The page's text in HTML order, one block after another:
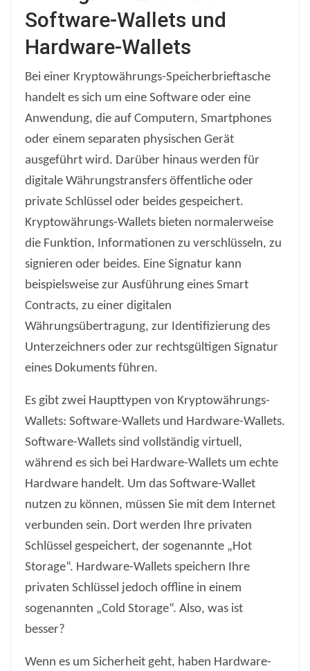
Software-Wallets und
Hardware-Wallets
Bei einer Kryptowährungs-Speicherbrieftasche
handelt es sich um eine Software oder eine
Anwendung, die auf Computern, Smartphones
oder einem separaten physischen Gerät
ausgeführt wird. Darüber hinaus werden für
digitale Währungstransfers öffentliche oder
private Schlüssel oder beides gespeichert.
Kryptowährungs-Wallets bieten normalerweise
die Funktion, Informationen zu verschlüsseln, zu
signieren oder beides. Eine Signatur kann
beispielsweise zur Ausführung eines Smart
Contracts, zu einer digitalen
Währungsübertragung, zur Identifizierung des
Unterzeichners oder zur rechtsgültigen Signatur
eines Dokuments führen.
Es gibt zwei Haupttypen von Kryptowährungs-
Wallets: Software-Wallets und Hardware-Wallets.
Software-Wallets sind vollständig virtuell,
während es sich bei Hardware-Wallets um echte
Hardware handelt. Um das Software-Wallet
nutzen zu können, müssen Sie mit dem Internet
verbunden sein. Dort werden Ihre privaten
Schlüssel gespeichert, der sogenannte „Hot
Storage“. Hardware-Wallets speichern Ihre
privaten Schlüssel jedoch offline in einem
sogenannten „Cold Storage“. Also, was ist
besser?
Wenn es um Sicherheit geht, haben Hardware-